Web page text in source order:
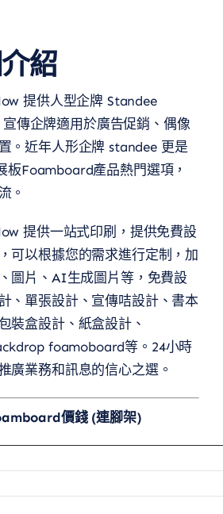
紹
提供人型企牌 Standee
傳企牌適用於廣告促銷、偶像
。近年人形企牌 standee 更是
Foamboard產品熱門選項，
。
提供一站式印刷，提供免費設
可以根據您的需求進行定制，加
圖片、AI生成圖片等，免費設
、單張設計、宣傳咭設計、書本
裝盒設計、紙盒設計、
foamoboard等。24小時
廣業務和訊息的信心之選。
價錢 (連腳架)